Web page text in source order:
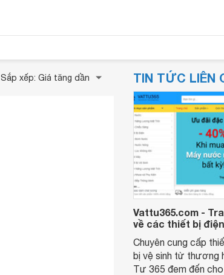
Sắp xếp: Giá tăng dần TIN TỨC LIÊN
Vattu365.com -
về các thiết bị
Chuyên cung cấp
bị vệ sinh từ thương
Tư 365 đem đến